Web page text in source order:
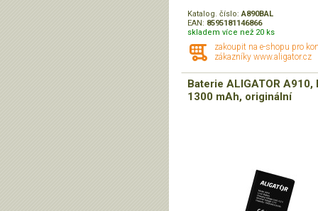
Katalog. číslo:A890BAL
EAN: 8595181146866
skladem více než 20 ks
zakoupit na e-shopu pro
zákazníky www.aligator.cz
Baterie ALIGATOR A910,
1300 mAh, originální